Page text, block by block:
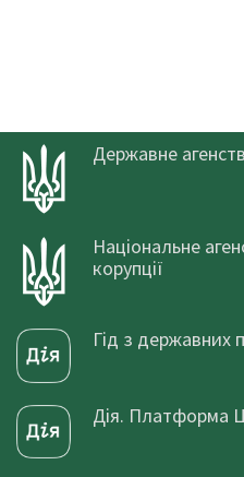
Державне
Національне
корупції
Гід з державних
Дія. Платформа